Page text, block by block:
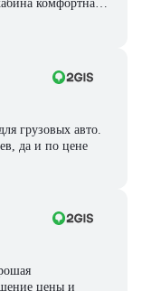
комфортная,
грузовых авто.
да и по цене
цены и